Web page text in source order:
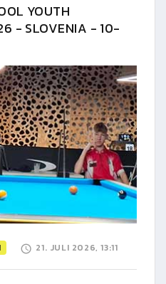
YOUTH
- SLOVENIA - 10-
21. JULI 2026, 13:11